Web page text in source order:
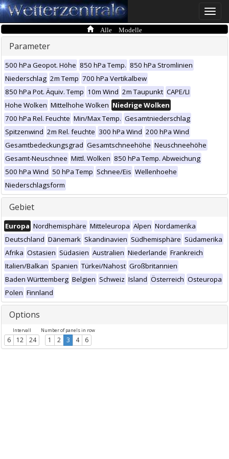
Toggle
Alle Modelle
Parameter
500 hPa Geopot. Höhe 850 hPa Temp. 850 hPa Stromlinien
Niederschlag 2m Temp 700 hPa Vertikalbew
850 hPa Pot. Äquiv. Temp 10m Wind 2m Taupunkt CAPE/LI
Hohe Wolken Mittelhohe Wolken Niedrige Wolken
700 hPa Rel. Feuchte Min/Max Temp. Gesamtniederschlag
Spitzenwind 2m Rel. feuchte 300 hPa Wind 200 hPa Wind
Gesamtbedeckungsgrad Gesamtschneehöhe Neuschneehöhe
Gesamt-Neuschnee Mittl. Wolken 850 hPa Temp. Abweichung
500 hPa Wind 50 hPa Temp Schnee/Eis Wellenhoehe
Niederschlagsform
Gebiet
Europa Nordhemisphäre Mitteleuropa Alpen Nordamerika
Deutschland Dänemark Skandinavien Südhemisphäre Südamerika
Afrika Ostasien Südasien Australien Niederlande Frankreich
Italien/Balkan Spanien Türkei/Nahost Großbritannien
Baden Württemberg Belgien Schweiz Island Österreich Osteuropa
Polen Finnland
Options
Intervall
6 12 24
Number of panels in row
1 2 3 4 6